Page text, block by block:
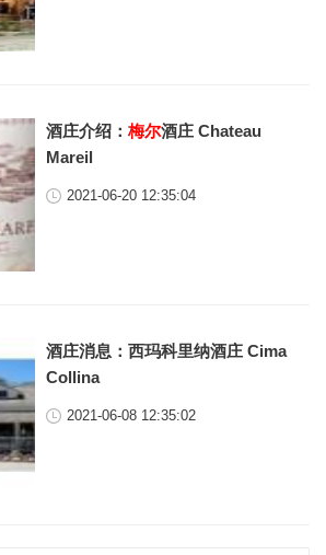
酒庄介绍：梅尔酒庄 Chateau
Mareil
2021-06-20 12:35:04
酒庄消息：西玛科里纳酒庄 Cima
Collina
2021-06-08 12:35:02